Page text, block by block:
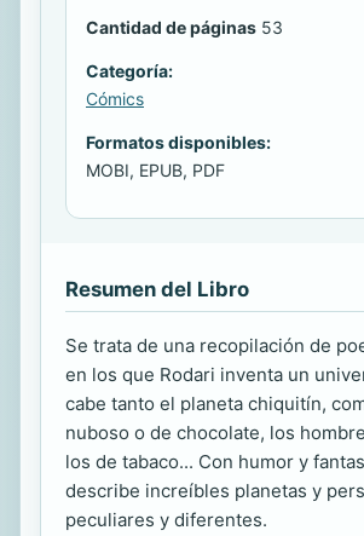
Cantidad de páginas 53
Categoría:
Cómics
Formatos disponibles:
MOBI, EPUB, PDF
Resumen del Libro
Se trata de una recopilación de
en los que Rodari inventa un
cabe tanto el planeta chiquitín,
nuboso o de chocolate, los
los de tabaco... Con humor y
describe increíbles planetas y
peculiares y diferentes.